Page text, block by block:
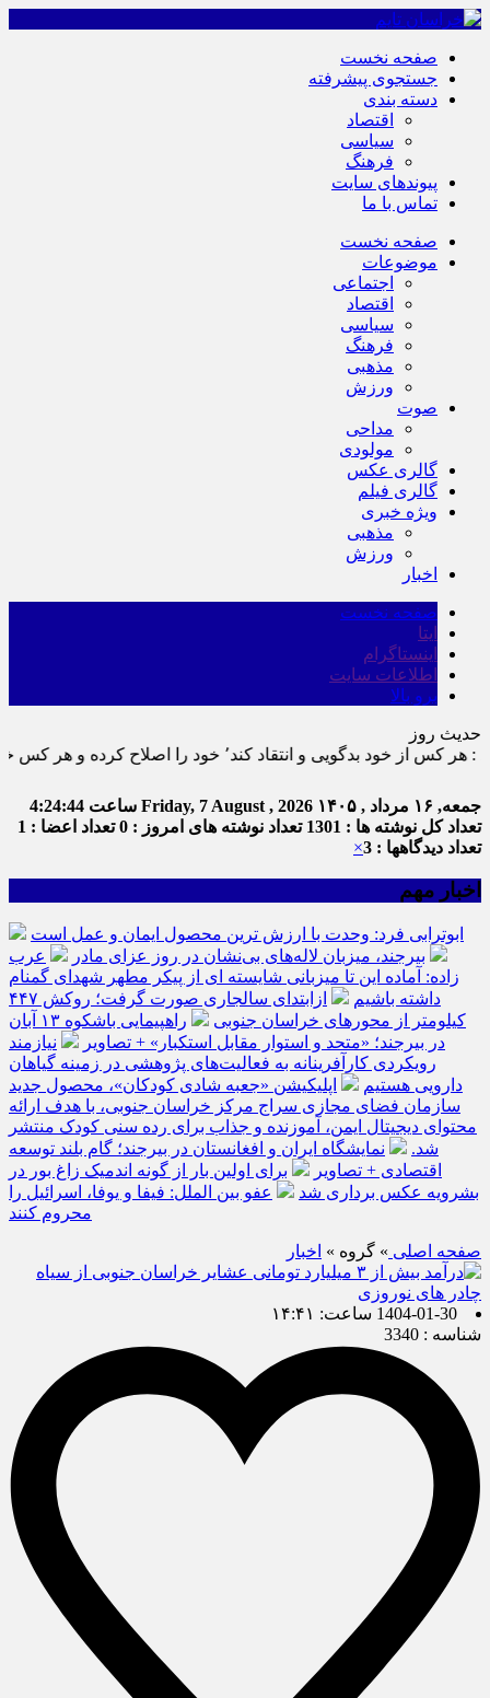
صفحه نخست
جستجوی پیشرفته
دسته بندی
اقتصاد
سیاسی
فرهنگ
پیوندهای سایت
تماس با ما
صفحه نخست
موضوعات
اجتماعی
اقتصاد
سیاسی
فرهنگ
مذهبی
ورزش
صوت
مداحی
مولودی
گالری عکس
گالری فیلم
ویژه خبری
مذهبی
ورزش
اخبار
صفحه نخست
ایتا
اینستاگرام
اطلاعات سایت
برو بالا
حدیث روز
کرده و هر کس خودستایی نماید٬ پس به تحقیق خویش را تباه نموده است.
جمعه, ۱۶ مرداد , ۱۴۰۵ Friday, 7 August , 2026 ساعت 4:24:44
تعداد کل نوشته ها : 1301
تعداد نوشته های امروز : 0
تعداد اعضا : 1
تعداد دیدگاهها : 3
×
اخبار مهم
ابوترابی فرد: وحدت با ارزش ترین محصول ایمان و عمل است
بیرجند، میزبان لاله‌های بی‌نشان در روز عزای مادر
عرب
زاده: آماده این تا میزبانی شایسته ای از پیکر مطهر شهدای گمنام
داشته باشیم
ازابتدای سالجاری صورت گرفت؛ روکش ۴۴۷
کیلومتر از محورهای خراسان جنوبی
راهپیمایی باشکوه ۱۳ آبان
در بیرجند؛ «متحد و استوار مقابل استکبار» + تصاویر
نیازمند
رویکردی کارآفرینانه به فعالیت‌های پژوهشی در زمینه گیاهان
دارویی هستیم
اپلیکیشن «جعبه شادی کودکان»، محصول جدید
سازمان فضای مجازی سراج مرکز خراسان جنوبی، با هدف ارائه
محتوای دیجیتال ایمن، آموزنده و جذاب برای رده سنی کودک منتشر
شد.
نمایشگاه ایران و افغانستان در بیرجند؛ گام بلند توسعه
اقتصادی + تصاویر
برای اولین بار از گونه اندمیک زاغ بور در
بشرویه عکس برداری شد
عفو بین الملل: فیفا و یوفا، اسرائیل را
محروم کنند
صفحه اصلی » گروه » اخبار
1404-01-30 ساعت: ۱۴:۴۱
شناسه : 3340